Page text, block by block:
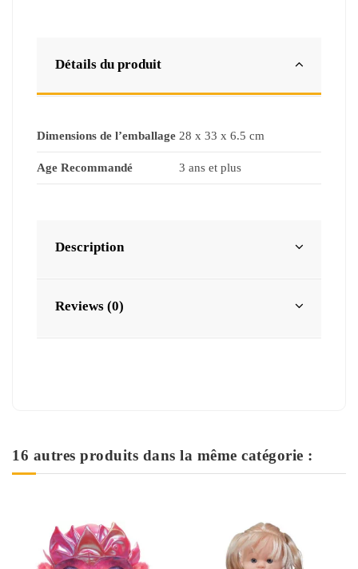
Détails du produit
Dimensions de l’emballage 28 x 33 x 6.5 cm
Age Recommandé 3 ans et plus
Description
Reviews (0)
16 autres produits dans la même catégorie :